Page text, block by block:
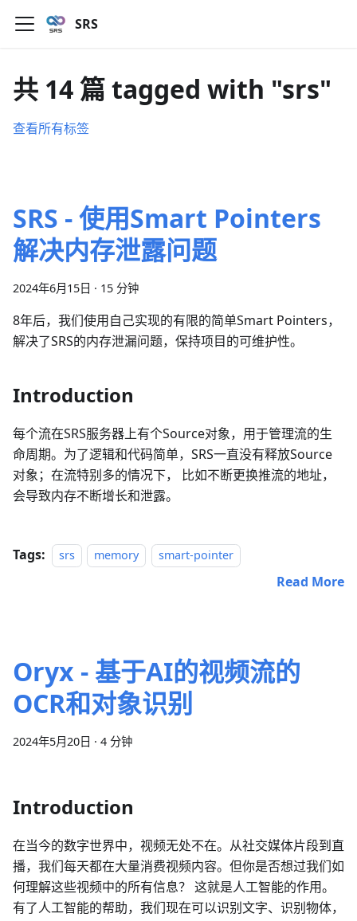
SRS
共 14 篇 tagged with "srs"
查看所有标签
SRS - 使用Smart Pointers
解决内存泄露问题
2024年6月15日 · 15 分钟
8年后，我们使用自己实现的有限的简单Smart Pointers，
解决了SRS的内存泄漏问题，保持项目的可维护性。
Introduction
每个流在SRS服务器上有个Source对象，用于管理流的生
命周期。为了逻辑和代码简单，SRS一直没有释放Source
对象；在流特别多的情况下， 比如不断更换推流的地址，
会导致内存不断增长和泄露。
Tags: srs memory smart-pointer
Read More
Oryx - 基于AI的视频流的
OCR和对象识别
2024年5月20日 · 4 分钟
Introduction
在当今的数字世界中，视频无处不在。从社交媒体片段到直
播，我们每天都在大量消费视频内容。但你是否想过我们如
何理解这些视频中的所有信息？ 这就是人工智能的作用。
有了人工智能的帮助，我们现在可以识别文字、识别物体，